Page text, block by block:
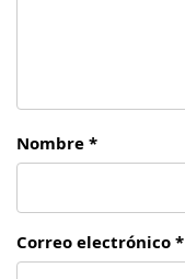
Nombre *
Correo electrónico *